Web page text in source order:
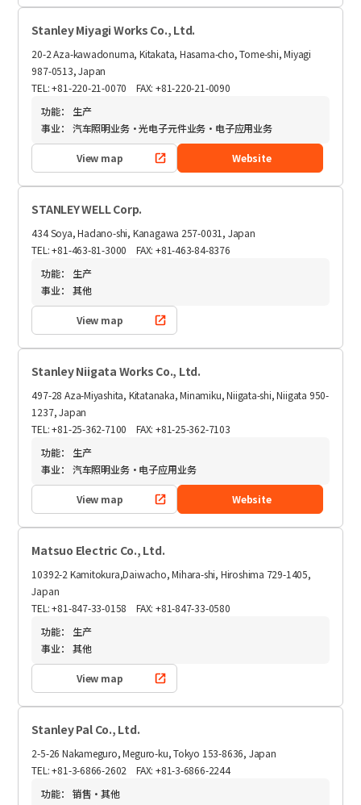
Stanley Miyagi Works Co., Ltd.
20-2 Aza-kawadonuma, Kitakata, Hasama-cho, Tome-shi, Miyagi
987-0513, Japan
TEL: +81-220-21-0070 FAX: +81-220-21-0090
功能：
生产
事业：
汽车照明业务・光电子元件业务・电子应用业务
View map Website
STANLEY WELL Corp.
434 Soya, Hadano-shi, Kanagawa 257-0031, Japan
TEL: +81-463-81-3000 FAX: +81-463-84-8376
功能：
生产
事业：
其他
View map
Stanley Niigata Works Co., Ltd.
497-28 Aza-Miyashita, Kitatanaka, Minamiku, Niigata-shi, Niigata 950-
1237, Japan
TEL: +81-25-362-7100 FAX: +81-25-362-7103
功能：
生产
事业：
汽车照明业务・电子应用业务
View map Website
Matsuo Electric Co., Ltd.
10392-2 Kamitokura,Daiwacho, Mihara-shi, Hiroshima 729-1405,
Japan
TEL: +81-847-33-0158 FAX: +81-847-33-0580
功能：
生产
事业：
其他
View map
Stanley Pal Co., Ltd.
2-5-26 Nakameguro, Meguro-ku, Tokyo 153-8636, Japan
TEL: +81-3-6866-2602 FAX: +81-3-6866-2244
功能：
销售・其他